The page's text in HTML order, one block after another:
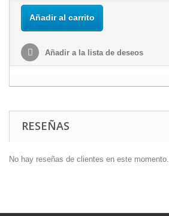
Añadir al carrito
Añadir a la lista de deseos
RESEÑAS
No hay reseñas de clientes en este momento.